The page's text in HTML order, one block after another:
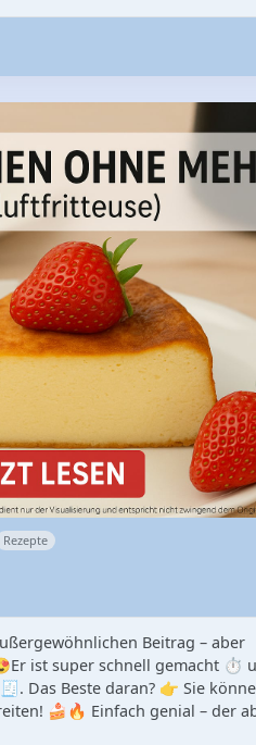
Rezepte
Beitrag – aber
ist super schnell gemacht ⏱️
Das Beste daran? 👉 Sie
🍰🔥 Einfach genial – der